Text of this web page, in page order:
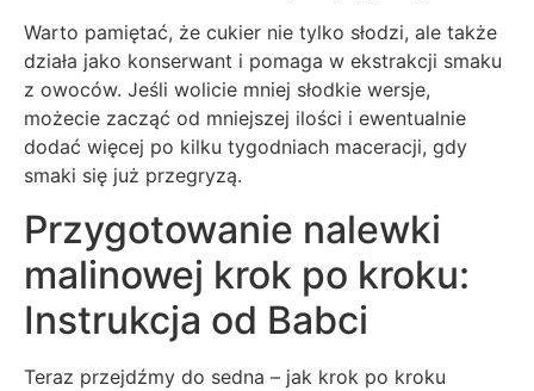
Warto pamiętać, że cukier nie tylko słodzi, ale także
działa jako konserwant i pomaga w ekstrakcji smaku
z owoców. Jeśli wolicie mniej słodkie wersje,
możecie zacząć od mniejszej ilości i ewentualnie
dodać więcej po kilku tygodniach maceracji, gdy
smaki się już przegryzą.
Przygotowanie nalewki
malinowej krok po kroku:
Instrukcja od Babci
Teraz przejdźmy do sedna – jak krok po kroku